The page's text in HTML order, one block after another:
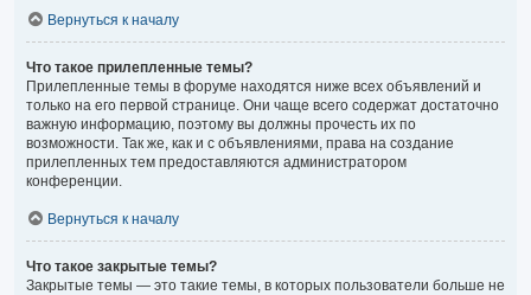
Вернуться к началу
Что такое прилепленные темы?
Прилепленные темы в форуме находятся ниже всех объявлений и
только на его первой странице. Они чаще всего содержат достаточно
важную информацию, поэтому вы должны прочесть их по
возможности. Так же, как и с объявлениями, права на создание
прилепленных тем предоставляются администратором
конференции.
Вернуться к началу
Что такое закрытые темы?
Закрытые темы — это такие темы, в которых пользователи больше не